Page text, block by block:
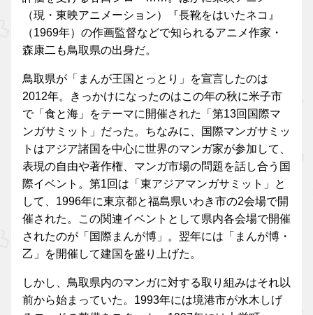
（現・東映アニメーション）『長靴をはいたネコ』
（1969年）の作画監督などで知られるアニメ作家・
森康二も鳥取県の出身だ。
鳥取県が「まんが王国とっとり」を宣言したのは
2012年。きっかけになったのはこの年の秋に米子市
で「食と海」をテーマに開催された「第13回国際マ
ンガサミット」だった。ちなみに、国際マンガサミッ
トはアジア諸国を中心に世界のマンガ家が参加して、
表現の自由や著作権、マンガ市場の問題を話し合う国
際イベント。第1回は「東アジアマンガサミット」と
して、1996年に東京都と福島県いわき市の2会場で開
催された。この関連イベントとして県内各会場で開催
されたのが「国際まんが博」。翌年には「まんが博・
乙」を開催して建国を盛り上げた。
しかし、鳥取県内のマンガに対する取り組みはそれ以
前から始まっていた。1993年には境港市が水木しげ